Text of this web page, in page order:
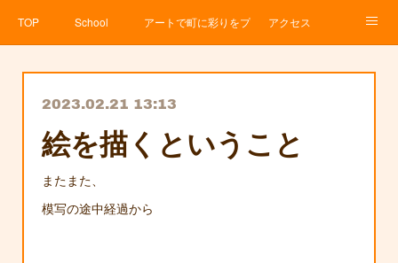
TOP School アートで町に彩りをプロジェクト
アクセス
2023.02.21 13:13
絵を描くということ
またまた、
模写の途中経過から